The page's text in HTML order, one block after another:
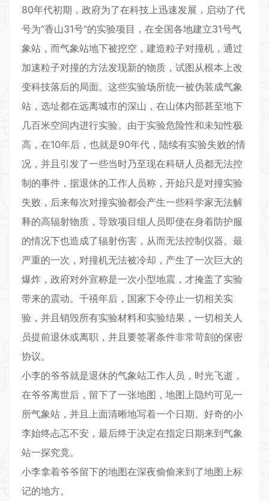
80年代初期，政府为了在科技上迅速发展，启动了代
号为“香山31号“的实验项目，在全国各地建立31号气
象站，而气象站地下被挖空，建造粒子对撞机，通过
加速粒子对撞的方法发现新的物质，试图从根本上改
变科技落后的局面。这些实验场所统一被伪装成气象
站，选址都在远离城市的深山，在山体内部甚至地下
几百米空间内进行实验。由于实验危险性和未知性极
高，在10年后，也就是90年代，陆续有实验失败的情
况，并且引发了一些当时乃至现在科研人员都无法控
制的事件，据退休的工作人员称，开始只是对撞实验
失败，后来每次对撞实验都会产生一些科学家无法解
释的高辐射物质，导致项目组人员即使在身着防护服
的情况下也造成了辐射伤害，从而无法控制仪器。最
严重的一次，对撞机无法被冷却，产生了一次巨大的
爆炸，政府对外宣称是一次小型地震，才掩盖了实验
带来的震动。千禧年后，国家下令停止一切相关实
验，并且销毁所有实验材料和实验结果，一切相关人
员提前退休或离职，并且要签署条件非常苛刻的保密
协议。
小李的爷爷就是退休的气象站工作人员，时光飞逝，
在爷爷离世后，留下了一张地图，地图上隐约可见一
所气象站，并且上面清晰地写着一个日期。好奇的小
李始终忐忑不安，最后终于决定在指定日期来到气象
站一探究竟。
小李拿着爷爷留下的地图在深夜偷偷来到了地图上标
记的地方。